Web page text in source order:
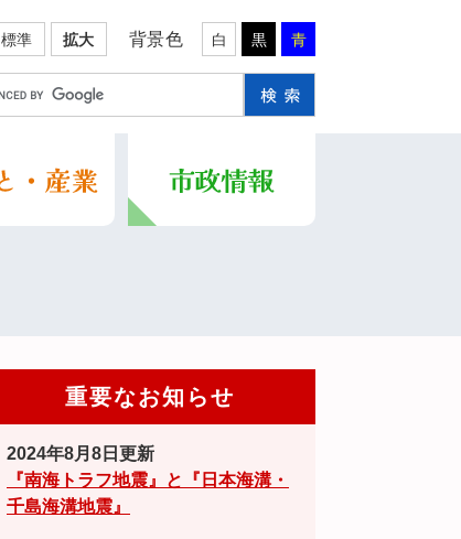
標準 拡大 背景色 白 黒 青
重要なお知らせ
2024年8月8日更新
『南海トラフ地震』と『日本海溝・
千島海溝地震』